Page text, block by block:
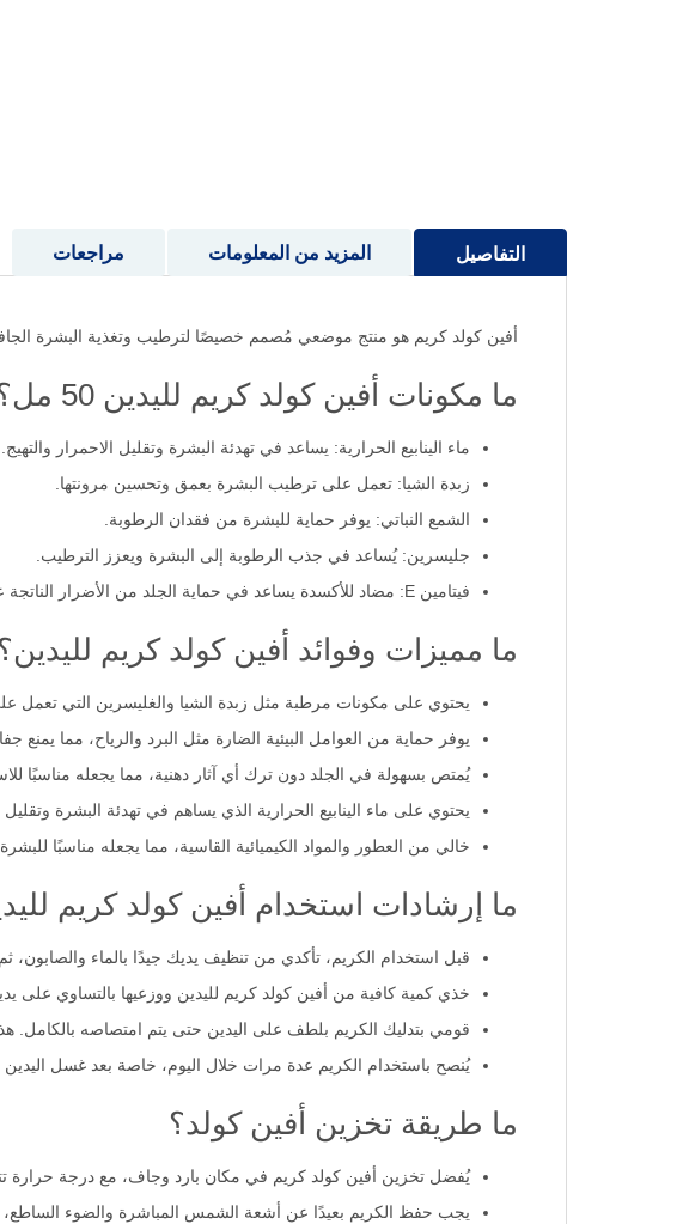
التفاصيل
أفين كولد كريم هو منتج موضعي مُصمم خصيصًا لترطيب وتغذية البشرة
ما مكونات أفين كولد كريم لليدين 50 مل؟
ماء الينابيع الحرارية: يساعد في تهدئة البشرة وتقليل الاحمرار والتهيج.
زبدة الشيا: تعمل على ترطيب البشرة بعمق وتحسين مرونتها.
الشمع النباتي: يوفر حماية للبشرة من فقدان الرطوبة.
جليسرين: يُساعد في جذب الرطوبة إلى البشرة ويعزز الترطيب.
فيتامين E: مضاد للأكسدة يساعد في حماية الجلد من الأضرار الناتجة عن العوامل البيئية.
ما مميزات وفوائد أفين كولد كريم لليدين؟
يحتوي على مكونات مرطبة مثل زبدة الشيا والغليسرين التي
يوفر حماية من العوامل البيئية الضارة مثل البرد والرياح، مما يمنع
يُمتص بسهولة في الجلد دون ترك أي آثار دهنية، مما يجعله مناسبًا
يحتوي على ماء الينابيع الحرارية الذي يساهم في تهدئة البشرة وتقليل
خالي من العطور والمواد الكيميائية القاسية، مما يجعله مناسبًا
ما إرشادات استخدام أفين كولد كريم
قبل استخدام الكريم، تأكدي من تنظيف يديك جيدًا بالماء والصابون،
خذي كمية كافية من أفين كولد كريم لليدين ووزعيها بالتساوي على
قومي بتدليك الكريم بلطف على اليدين حتى يتم امتصاصه بالكامل.
يُنصح باستخدام الكريم عدة مرات خلال اليوم، خاصة بعد غسل اليدين
ما طريقة تخزين أفين كولد؟
يُفضل تخزين أفين كولد كريم في مكان بارد وجاف، مع درجة حرارة تتراوح بين 15 و 25 درجة مئوية (59 و 77
يجب حفظ الكريم بعيدًا عن أشعة الشمس المباشرة والضوء الساطع،
المزيد من المعلومات مراجعات